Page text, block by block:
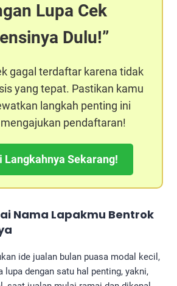
Lupa Cek
Dulu!
gagal terdaftar karena tidak
yang tepat. Pastikan kamu
langkah penting ini
pendaftaran!
Langkahnya Sekarang!
Nama Lapakmu Bentrok
ide jualan bulan puasa modal kecil,
lupa dengan satu hal penting, yakni,